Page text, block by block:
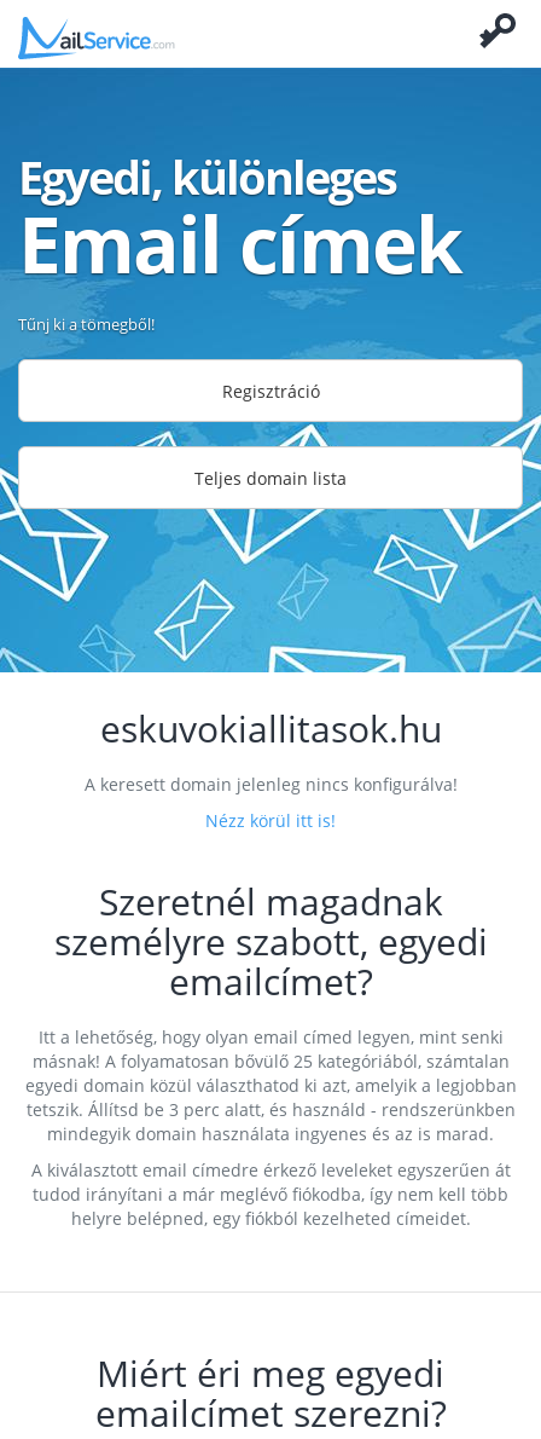
Egyedi, különleges
Email címek
Tűnj ki a tömegből!
Regisztráció
Teljes domain lista
eskuvokiallitasok.hu
A keresett domain jelenleg nincs konfigurálva!
Nézz körül itt is!
Szeretnél magadnak
személyre szabott, egyedi
emailcímet?
Itt a lehetőség, hogy olyan email címed legyen, mint senki
másnak! A folyamatosan bővülő 25 kategóriából, számtalan
egyedi domain közül választhatod ki azt, amelyik a legjobban
tetszik. Állítsd be 3 perc alatt, és használd - rendszerünkben
mindegyik domain használata ingyenes és az is marad.
A kiválasztott email címedre érkező leveleket egyszerűen át
tudod irányítani a már meglévő fiókodba, így nem kell több
helyre belépned, egy fiókból kezelheted címeidet.
Miért éri meg egyedi
emailcímet szerezni?